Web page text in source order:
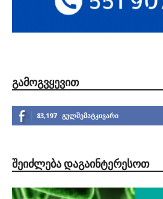
ᲒᲐᲛᲝᲒᲕᲧᲔᲕᲘᲗ
83,197 გულშემატკივარი
ᲨᲔᲘᲫᲚᲔᲑᲐ ᲓᲐᲒᲐᲘᲜᲢᲔᲠᲔᲡᲝᲗ